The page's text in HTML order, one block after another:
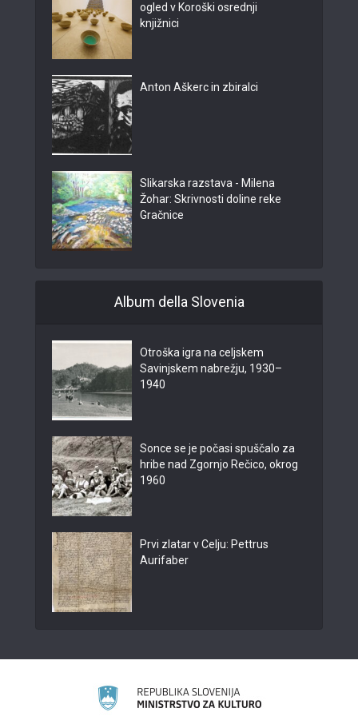
ogled v Koroški osrednji
knjižnici
Anton Aškerc in zbiralci
Slikarska razstava - Milena
Žohar: Skrivnosti doline reke
Gračnice
Album della Slovenia
Otroška igra na celjskem
Savinjskem nabrežju, 1930–
1940
Sonce se je počasi spuščalo za
hribe nad Zgornjo Rečico, okrog
1960
Prvi zlatar v Celju: Pettrus
Aurifaber